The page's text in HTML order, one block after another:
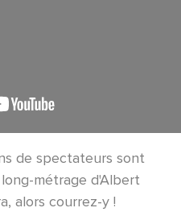
de spectateurs sont
métrage d'Albert
alors courrez-y !